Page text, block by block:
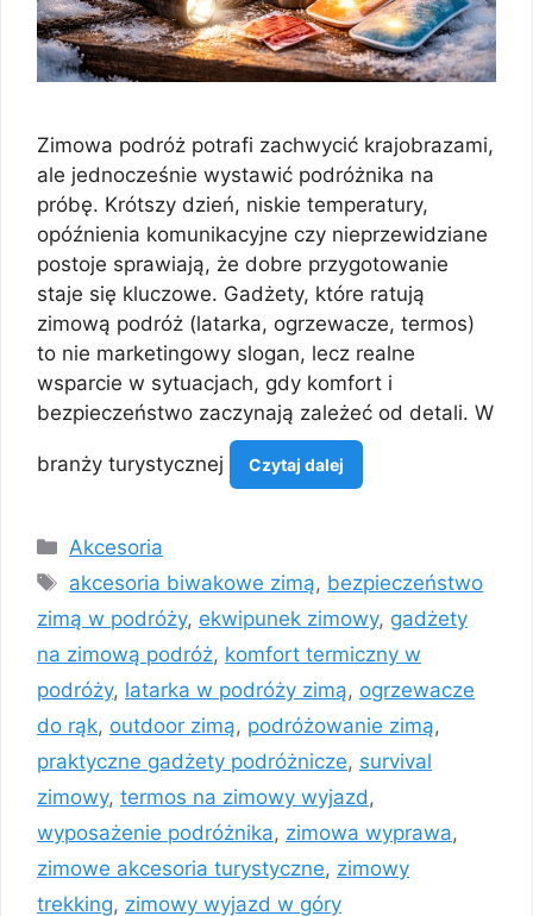
Zimowa podróż potrafi zachwycić krajobrazami,
ale jednocześnie wystawić podróżnika na
próbę. Krótszy dzień, niskie temperatury,
opóźnienia komunikacyjne czy nieprzewidziane
postoje sprawiają, że dobre przygotowanie
staje się kluczowe. Gadżety, które ratują
zimową podróż (latarka, ogrzewacze, termos)
to nie marketingowy slogan, lecz realne
wsparcie w sytuacjach, gdy komfort i
bezpieczeństwo zaczynają zależeć od detali. W
branży turystycznej Czytaj dalej
Kategorie
Akcesoria
Tagi
akcesoria biwakowe zimą, bezpieczeństwo
zimą w podróży, ekwipunek zimowy, gadżety
na zimową podróż, komfort termiczny w
podróży, latarka w podróży zimą, ogrzewacze
do rąk, outdoor zimą, podróżowanie zimą,
praktyczne gadżety podróżnicze, survival
zimowy, termos na zimowy wyjazd ,
wyposażenie podróżnika, zimowa wyprawa,
zimowe akcesoria turystyczne, zimowy
trekking, zimowy wyjazd w góry